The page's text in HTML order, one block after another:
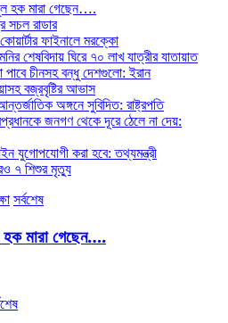
হক মারা গেছেন….
সচল রাডার
ফাইনালে মরক্কো
শেষবিদায় ঘিরে ৭০ লাখ যাত্রীর যাতায়াত
পাবে চীনসহ বন্ধু দেশগুলো: ইরান
বজ্রবৃষ্টির আভাস
অঙ্গনে সুবিদিত: রাষ্ট্রপতি
জনগণ থেকে দূরে ঠেলে না দেয়:
যুগোপযোগী করা হবে: তথ্যমন্ত্রী
৭ শিশুর মৃত্যু
সর্বশেষ
মারা গেছেন….